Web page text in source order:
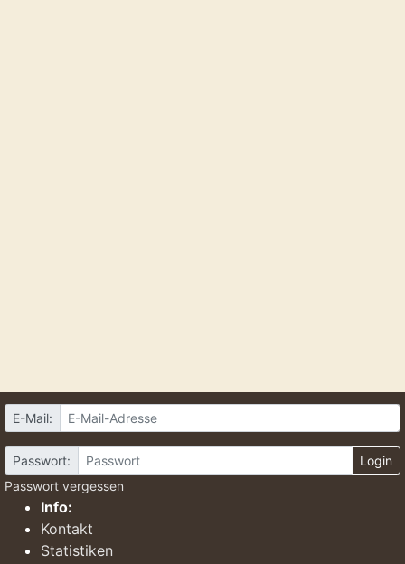
E-Mail:
Passwort:
Login
Passwort vergessen
Info:
Kontakt
Statistiken